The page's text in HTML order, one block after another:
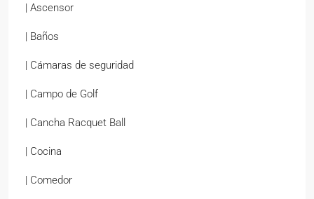
| Ascensor
| Baños
| Cámaras de seguridad
| Campo de Golf
| Cancha Racquet Ball
| Cocina
| Comedor